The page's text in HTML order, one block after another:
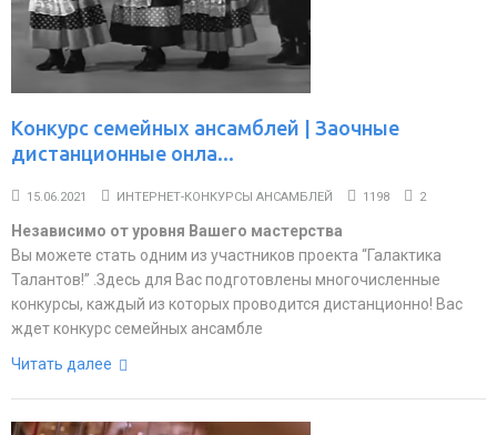
Конкурс семейных ансамблей | Заочные
дистанционные онла...
15.06.2021 ИНТЕРНЕТ-КОНКУРСЫ АНСАМБЛЕЙ 1198 2
Независимо от уровня Вашего мастерства
Вы можете стать одним из участников проекта “Галактика
Талантов!” .Здесь для Вас подготовлены многочисленные
конкурсы, каждый из которых проводится дистанционно! Вас
ждет конкурс семейных ансамбле
Читать далее